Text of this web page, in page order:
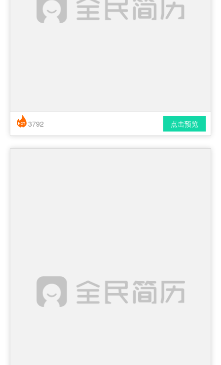
简历风格： 时尚 / 简洁 / 应届生
点击预览
3792